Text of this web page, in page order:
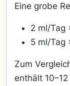
Eine grobe
2 ml/Tag
5 ml/Tag
Zum
enthält